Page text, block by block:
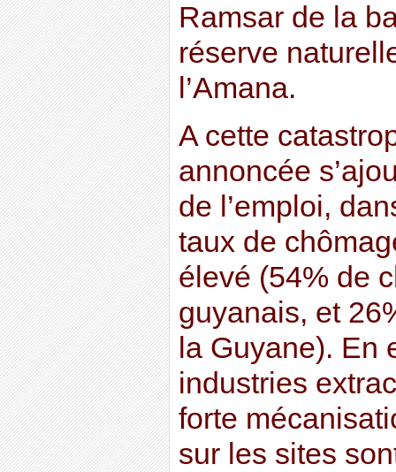
Ramsar de la
réserve
l’Amana.
A cette
annoncée
de l’emploi,
taux de
élevé (54% de
guyanais, et
la Guyane). En
industries
forte
sur les sites